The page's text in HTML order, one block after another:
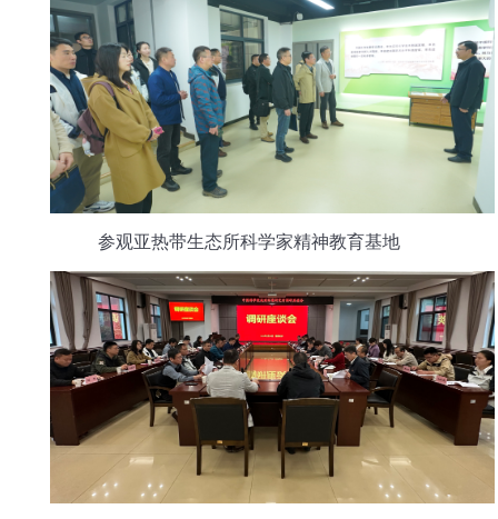
参观亚热带生态所科学家精神教育基地